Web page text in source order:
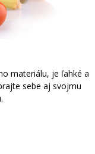
materiálu, je ľahké a
sebe aj svojmu